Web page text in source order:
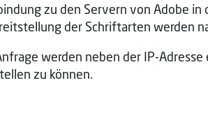
zu den Servern von Adobe
der Schriftarten werden
werden neben der IP-
zu können.